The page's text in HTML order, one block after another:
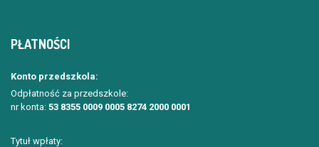
PŁATNOŚCI
Konto przedszkola:
Odpłatność za przedszkole:
nr konta: 53 8355 0009 0005 8274 2000 0001
Tytuł wpłaty: